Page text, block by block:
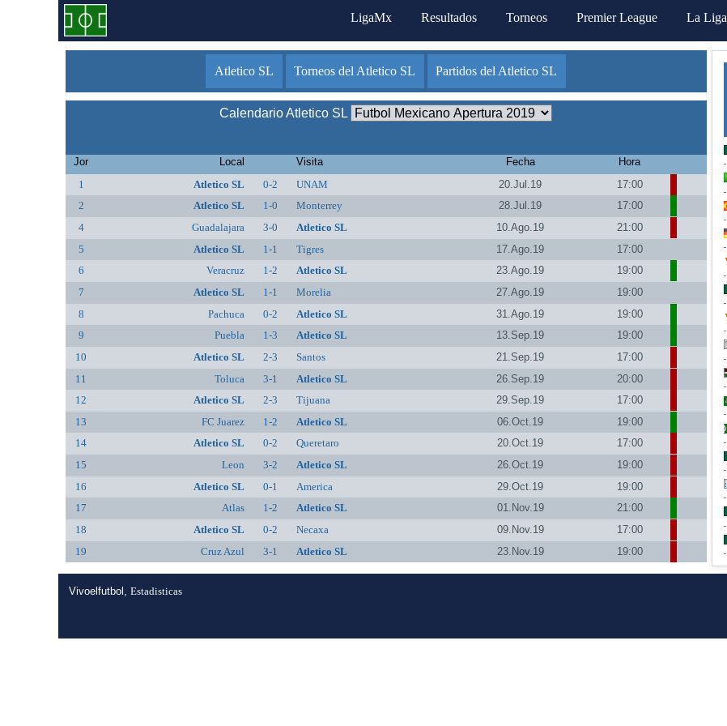
LigaMx Resultados Torneos Premier League La Liga
Atletico SL Torneos del Atletico SL Partidos del Atletico SL
Calendario Atletico SL
Jor Local Visita Fecha
Hora
1
Atletico SL 0-2 UNAM 20.Jul.19
17:00
2
Atletico SL 1-0 Monterrey 28.Jul.19
17:00
4
Guadalajara 3-0 Atletico SL 10.Ago.19
21:00
5
Atletico SL 1-1 Tigres 17.Ago.19
17:00
6
Veracruz 1-2 Atletico SL 23.Ago.19
19:00
7
Atletico SL 1-1 Morelia 27.Ago.19
19:00
8
Pachuca 0-2 Atletico SL 31.Ago.19
19:00
9
Puebla 1-3 Atletico SL 13.Sep.19
19:00
10
Atletico SL 2-3 Santos 21.Sep.19
17:00
11
Toluca 3-1 Atletico SL 26.Sep.19
20:00
12
Atletico SL 2-3 Tijuana 29.Sep.19
17:00
13
FC Juarez 1-2 Atletico SL 06.Oct.19
19:00
14
Atletico SL 0-2 Queretaro 20.Oct.19
17:00
15
Leon 3-2 Atletico SL 26.Oct.19
19:00
16
Atletico SL 0-1 America 29.Oct.19
19:00
17
Atlas 1-2 Atletico SL 01.Nov.19
21:00
18
Atletico SL 0-2 Necaxa 09.Nov.19
17:00
19
Cruz Azul 3-1 Atletico SL 23.Nov.19 19:00
Vivoelfutbol,Estadisticas